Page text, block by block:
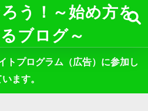
う！～始め方を
ブログ～
トプログラム（広告）に参加し
ます。